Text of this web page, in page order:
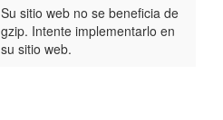
Su sitio web no se beneficia de
gzip. Intente implementarlo en
su sitio web.